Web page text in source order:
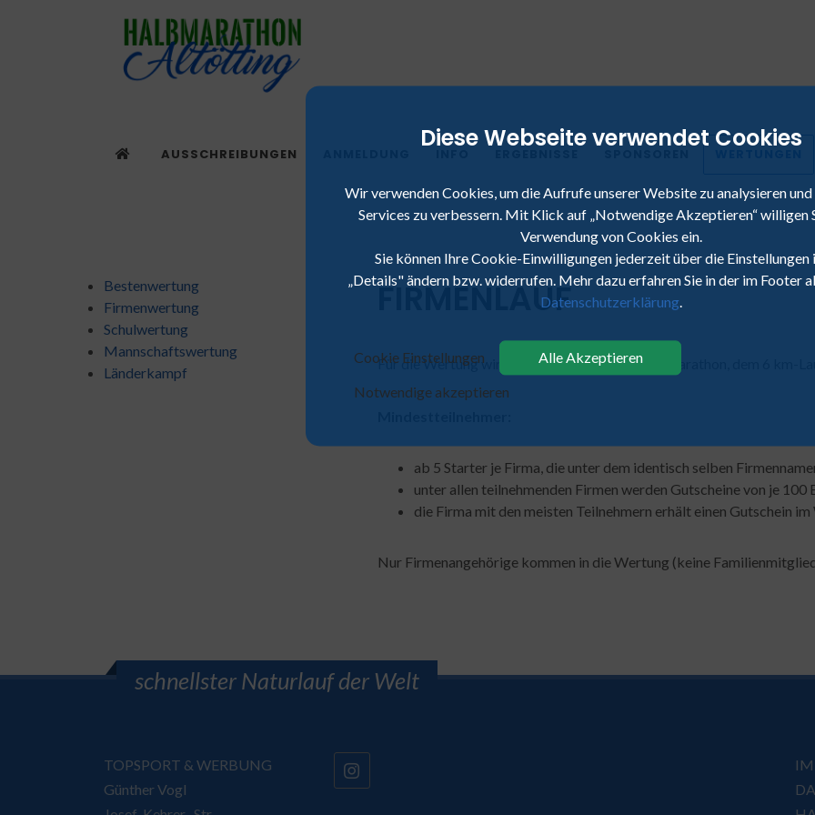
AUSSCHREIBUNGEN
FIRMENLAUF
Für die Wertung wird die Teilnahme beim Halbmarathon, dem 6 km-
ab 5 Starter je Firma, die unter dem identisch selben
unter allen teilnehmenden Firmen werden Gutscheine von je 100
die Firma mit den meisten Teilnehmern erhält einen Gutschein
Nur Firmenangehörige kommen in die Wertung (keine
Bestenwertung
Firmenwertung
Schulwertung
Mannschaftswertung
Länderkampf
schnellster Naturlauf der Welt
TOPSPORT & WERBUNG
Günther Vogl
Diese Webseite verwendet Cookies
Wir verwenden Cookies, um die Aufrufe unserer Website zu analysieren und
Services zu verbessern. Mit Klick auf „Notwendige Akzeptieren“ willigen
Verwendung von Cookies ein.
Sie können Ihre Cookie-Einwilligungen jederzeit über die Einstellungen
„Details" ändern bzw. widerrufen. Mehr dazu erfahren Sie in der im Footer
Datenschutzerklärung.
Cookie Einstellungen
Alle Akzeptieren
Notwendige akzeptieren